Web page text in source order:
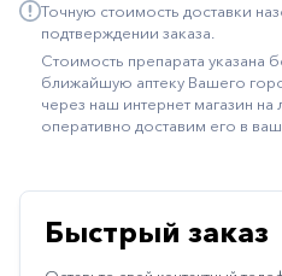
Неврологические
Остеопороз
Офтальмология
Противовирусные
Точную стоимость доставки
подтверждении заказа.
Стоимость препарата указана
ближайшую аптеку Вашего
через наш интернет магазин
оперативно доставим его в
Быстрый заказ